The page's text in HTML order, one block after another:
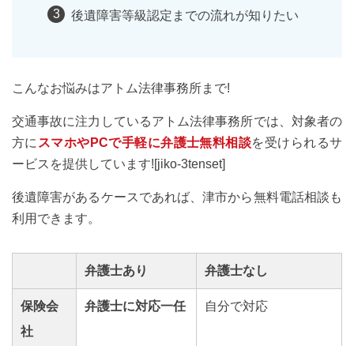
後遺障害等級認定までの流れが知りたい
こんなお悩みはアトム法律事務所まで!
交通事故に注力しているアトム法律事務所では、対象者の
方に スマホやPCで手軽に弁護士無料相談を受けられるサ
ービスを提供しています![jiko-3tenset]
後遺障害があるケースであれば、津市から無料電話相談も
利用できます。
弁護士あり 弁護士なし
保険会
社
弁護士に対応一任 自分で対応